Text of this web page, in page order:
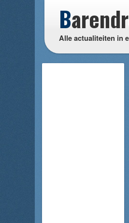
B
Alle actualiteiten in